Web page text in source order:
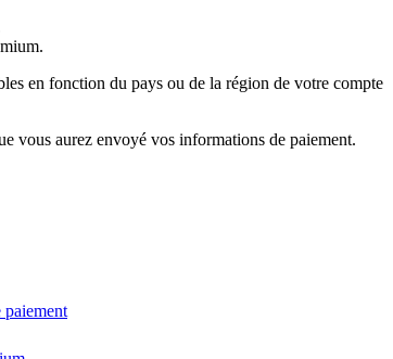
en fonction du pays ou de la région de votre compte
vous aurez envoyé vos informations de paiement.